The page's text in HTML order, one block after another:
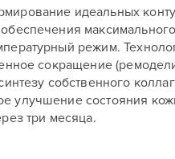
идеальных
режим.
сокращение
собственного
состояния
три месяца.